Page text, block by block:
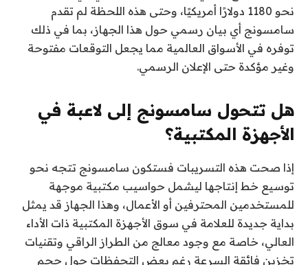
نحو 1180 دولارًا أمريكيًا، وحتى هذه اللحظة لم تقدم
سامسونج أي بيان رسمي حول هذا الجهاز، بما في ذلك
توفره في الأسواق العالمية مما يجعل التوقعات مفتوحة
وغير مؤكدة حتى الإعلان الرسمي.
هل تتحول سامسونج إلى لاعبة في
الأجهزة المكتبية؟
إذا صحت هذه التسريبات فستكون سامسونج تتجه نحو
توسيع خط إنتاجها ليشمل حواسيب مكتبية موجهة
للمستخدمين المحترفين أو الأعمال، وهذا الجهاز قد يمثل
بداية جديدة للعلامة في سوق الأجهزة المكتبية ذات الأداء
العالي، خاصة مع وجود معالج من الطراز الراقي وتقنيات
تخزين فائقة السرعة رغم بعض التحفظات حول حجم